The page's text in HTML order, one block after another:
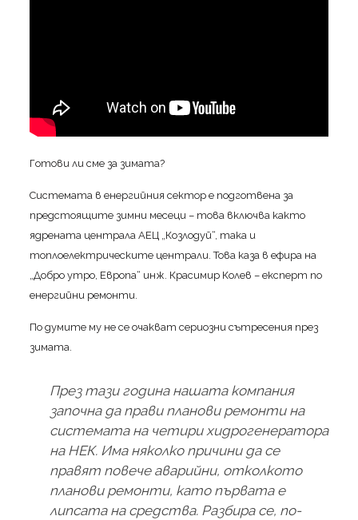
Готови ли сме за зимата?
Системата в енергийния сектор е подготвена за
предстоящите зимни месеци – това включва както
ядрената централа АЕЦ „Козлодуй“, така и
топлоелектрическите централи. Това каза в ефира на
„Добро утро, Европа“ инж. Красимир Колев – експерт по
енергийни ремонти.
По думите му не се очакват сериозни сътресения през
зимата.
През тази година нашата компания
започна да прави планови ремонти на
системата на четири хидрогенератора
на НЕК. Има няколко причини да се
правят повече аварийни, отколкото
планови ремонти, като първата е
липсата на средства. Разбира се, по-